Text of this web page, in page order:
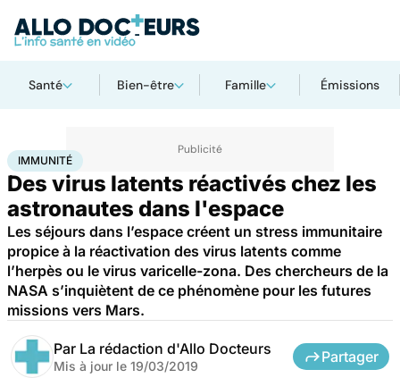
Santé Bien-être Famille Émissions
AccueilSantéImmunité
IMMUNITÉ
Des virus latents réactivés chez les
astronautes dans l'espace
Les séjours dans l’espace créent un stress immunitaire
propice à la réactivation des virus latents comme
l’herpès ou le virus varicelle-zona. Des chercheurs de la
NASA s’inquiètent de ce phénomène pour les futures
missions vers Mars.
Par La rédaction d'Allo Docteurs
Mis à jour le 19/03/2019
Partager